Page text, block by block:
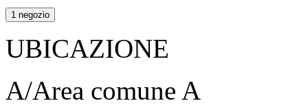
1 negozio
UBICAZIONE
A/Area comune A